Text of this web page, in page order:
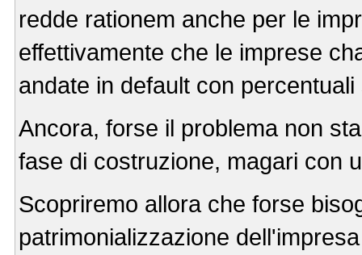
redde rationem anche per le
effettivamente che le imprese
andate in default con
Ancora, forse il problema non
fase di costruzione, magari con
Scopriremo allora che forse
patrimonializzazione